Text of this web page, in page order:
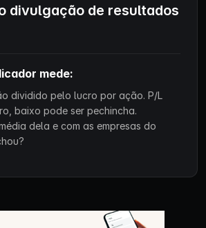
divulgação de resultados
mede:
dividido pelo lucro por ação. P/L
baixo pode ser pechincha.
dela e com as empresas do